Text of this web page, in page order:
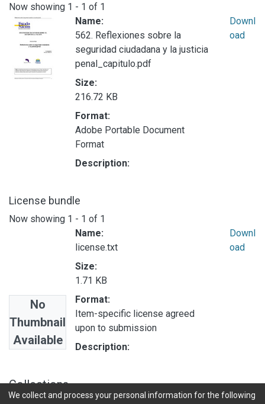
Now showing 1 - 1 of 1
Name:
562. Reflexiones sobre la
seguridad ciudadana y la justicia
penal_capitulo.pdf
Size:
216.72 KB
Format:
Adobe Portable Document
Format
Description:
Downl
oad
License bundle
Now showing 1 - 1 of 1
No
Thumbnail
Available
Name:
license.txt
Size:
1.71 KB
Format:
Item-specific license agreed
upon to submission
Description:
Downl
oad
Collections
We collect and process your personal information for the following